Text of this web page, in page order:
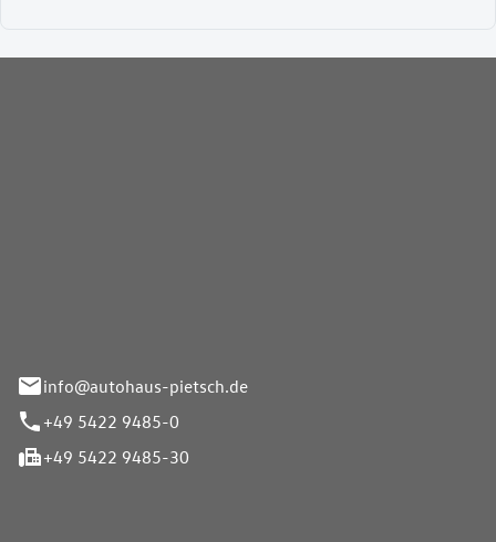
info@autohaus-pietsch.de
+49 5422 9485-0
+49 5422 9485-30